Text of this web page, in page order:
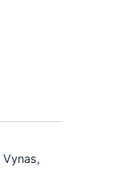
Vynas,